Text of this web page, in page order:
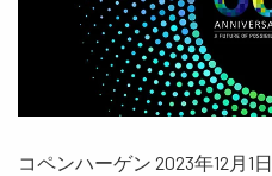
コペンハーゲン 2023年12月1日